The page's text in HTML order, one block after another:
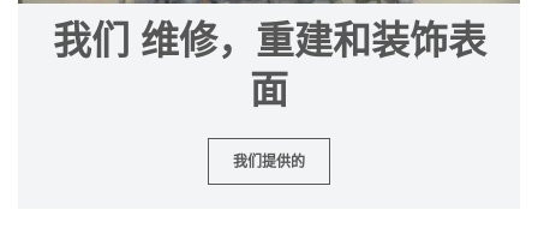
我们 维修，重建和装饰表
面
我们提供的